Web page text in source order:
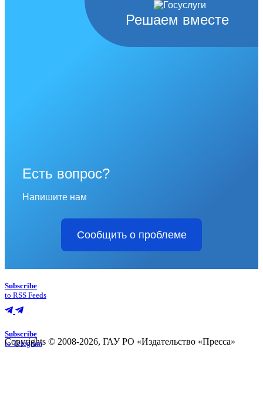
Решаем вместе
Есть вопрос?
Напишите нам
Сообщить о проблеме
Subscribe
to RSS Feeds
Subscribe
to Telegram
Copyrights © 2008-2026, ГАУ РО «Издательство «Пресса»